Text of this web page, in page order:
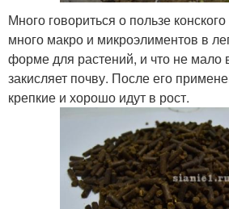
Много говориться о пользе
много макро и микроэлиментов в
форме для растений, и что не мало
закисляет почву. После его
крепкие и хорошо идут в рост.